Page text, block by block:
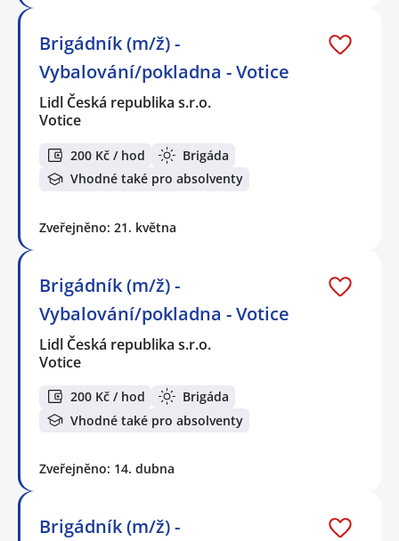
Brigádník (m/ž) -
Vybalování/pokladna - Votice
Lidl Česká republika s.r.o.
Votice
200 Kč / hod
Brigáda
Vhodné také pro absolventy
Zveřejněno: 21. května
Brigádník (m/ž) -
Vybalování/pokladna - Votice
Lidl Česká republika s.r.o.
Votice
200 Kč / hod
Brigáda
Vhodné také pro absolventy
Zveřejněno: 14. dubna
Brigádník (m/ž) -